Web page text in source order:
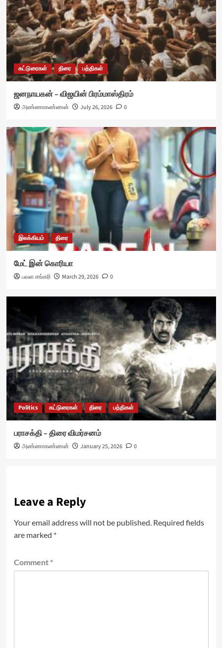
கட்டுரைகள் திரை பத்திகள்
ஜனநாயகன் – விஜயின் பிரம்மாஸ்திரம்
அண்ணாகண்ணன் July 26, 2026 0
இலக்கியம் திரை
மேட் இன் கொரியா
பவள சங்கரி March 29, 2026 0
Politics கட்டுரைகள் திரை பத்திகள்
பராசக்தி – திரை விமர்சனம்
அண்ணாகண்ணன் January 25, 2026 0
Leave a Reply
Your email address will not be published. Required fields
are marked *
Comment *